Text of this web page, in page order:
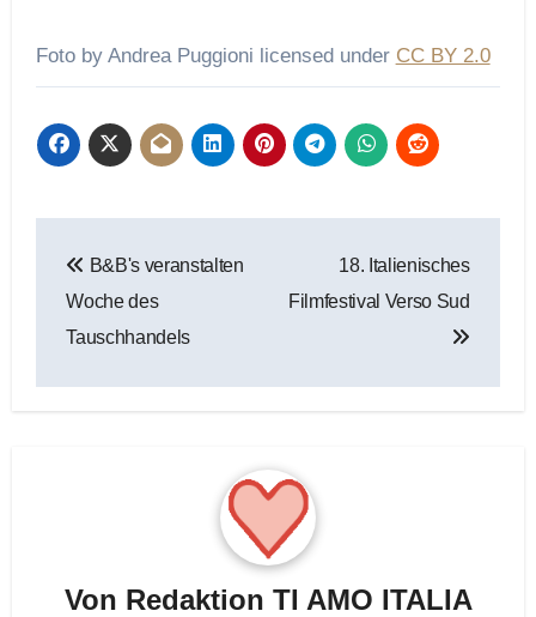
Foto by Andrea Puggioni licensed under CC BY 2.0
B&B's veranstalten
Woche des
Tauschhandels
18. Italienisches
Filmfestival Verso Sud
Von Redaktion TI AMO ITALIA